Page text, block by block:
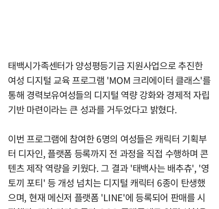
태백시가족센터가 양성평등기금 지원사업으로 추진한
여성 디지털 교육 프로그램 'MOM 크리에이터 클래스'를
통해 경력보유여성들의 디지털 역량 강화와 경제적 자립
기반 마련이라는 큰 성과를 거두었다고 밝혔다.
이번 프로그램에 참여한 6명의 여성들은 캐릭터 기획부
터 디자인, 플랫폼 등록까지 전 과정을 직접 수행하며 콘
텐츠 제작 역량을 키웠다. 그 결과 '태백사는 배추츄', '영
토끼 포티' 등 개성 넘치는 디지털 캐릭터 6종이 탄생했
으며, 현재 메신저 플랫폼 'LINE'에 등록되어 판매를 시